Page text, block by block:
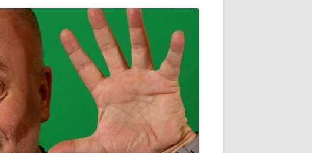
ERFAHRUNGEN UND
DOWNLOADS
FAQ
DATENSCHUTZ
IMPRESSUM